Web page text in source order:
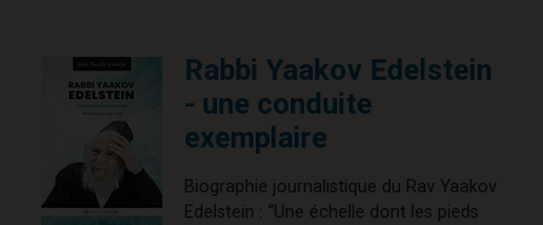
Rabbi Yaakov Edelstein
- une conduite
exemplaire
Biographie journalistique du Rav Yaakov
Edelstein : “Une échelle dont les pieds